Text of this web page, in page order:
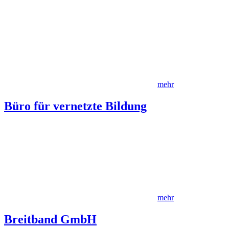
mehr
Büro für vernetzte Bildung
mehr
Breitband GmbH